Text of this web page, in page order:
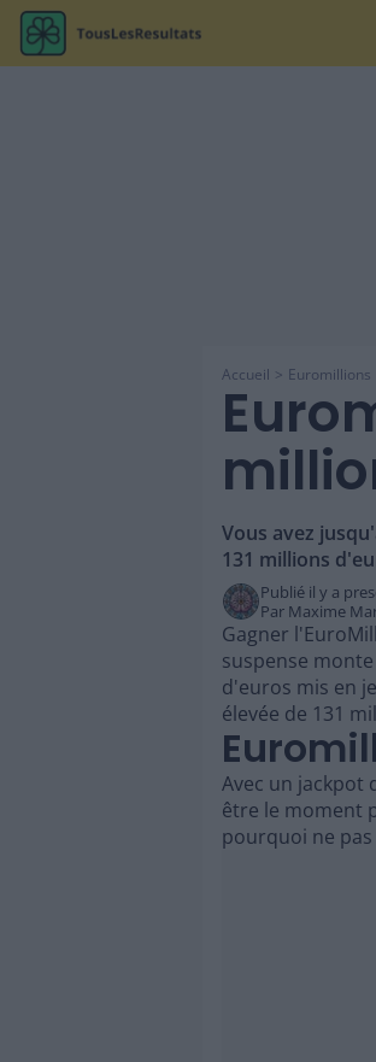
Accueil Euromillions
Vous avez
131 millions
Publié il y a
Par Maxime
Gagner
suspense
d'euros mis en
élevée de 131
Avec un jackpot
être le moment
pourquoi ne